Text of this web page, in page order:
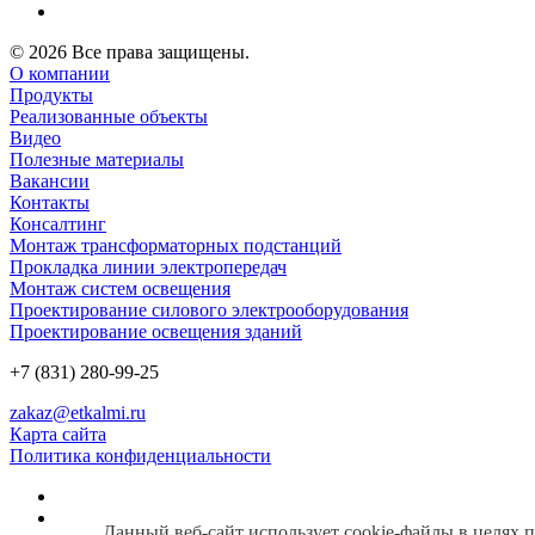
© 2026 Все права защищены.
О компании
Продукты
Реализованные объекты
Видео
Полезные материалы
Вакансии
Контакты
Консалтинг
Монтаж трансформаторных подстанций
Прокладка линии электропередач
Монтаж систем освещения
Проектирование силового электрооборудования
Проектирование освещения зданий
+7 (831) 280-99-25
zakaz@etkalmi.ru
Карта сайта
Политика конфиденциальности